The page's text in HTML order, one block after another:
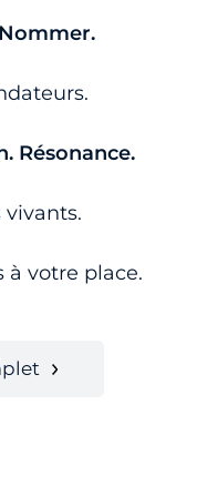
Résonance.
vivants.
à votre place.